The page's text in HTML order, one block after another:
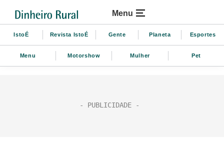
Menu
IstoÉ Revista IstoÉ Gente Planeta Esportes
Menu Motorshow Mulher Pet